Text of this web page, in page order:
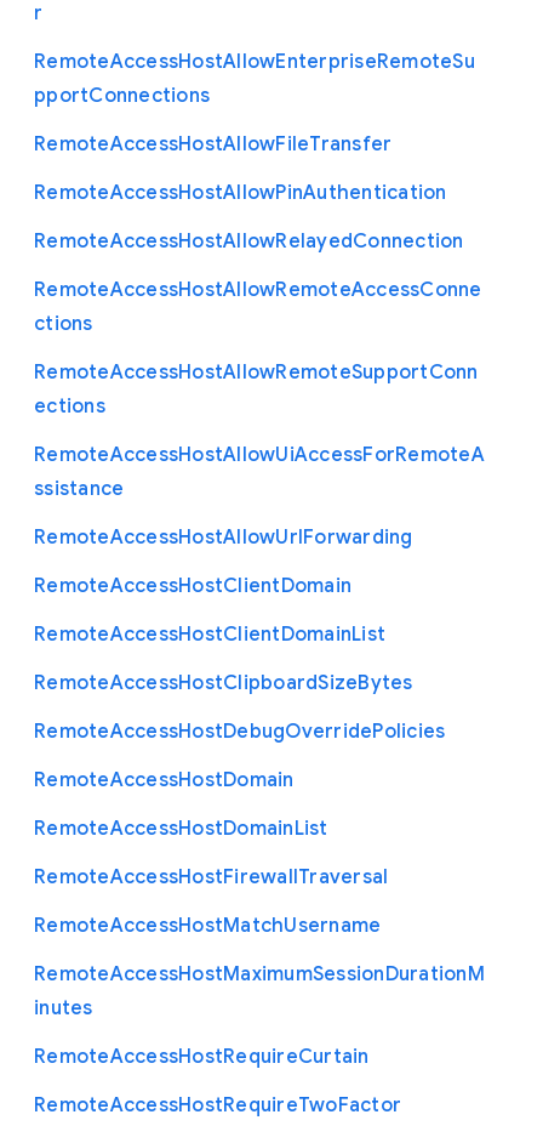
r
RemoteAccessHostAllowEnterpriseRemoteSu
pportConnections
RemoteAccessHostAllowFileTransfer
RemoteAccessHostAllowPinAuthentication
RemoteAccessHostAllowRelayedConnection
RemoteAccessHostAllowRemoteAccessConne
ctions
RemoteAccessHostAllowRemoteSupportConn
ections
RemoteAccessHostAllowUiAccessForRemoteA
ssistance
RemoteAccessHostAllowUrlForwarding
RemoteAccessHostClientDomain
RemoteAccessHostClientDomainList
RemoteAccessHostClipboardSizeBytes
RemoteAccessHostDebugOverridePolicies
RemoteAccessHostDomain
RemoteAccessHostDomainList
RemoteAccessHostFirewallTraversal
RemoteAccessHostMatchUsername
RemoteAccessHostMaximumSessionDurationM
inutes
RemoteAccessHostRequireCurtain
RemoteAccessHostRequireTwoFactor